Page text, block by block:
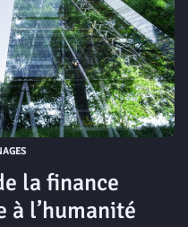
la finance
l’humanité